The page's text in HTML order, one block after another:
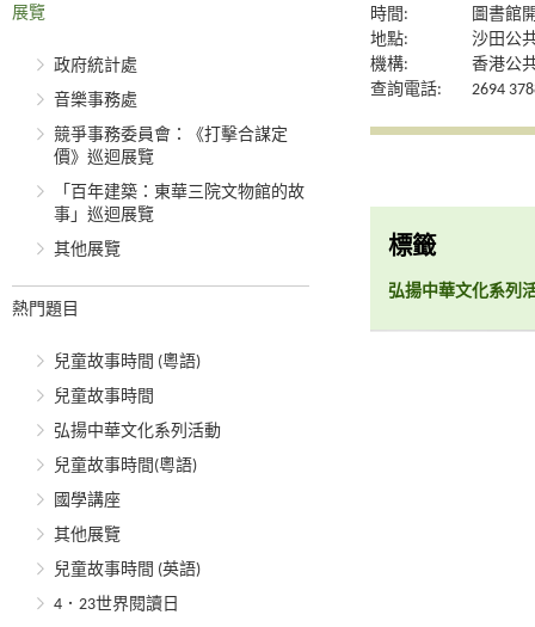
展覽
政府統計處
音樂事務處
競爭事務委員會：《打擊合謀定
價》巡迴展覽
「百年建築：東華三院文物館的故
事」巡迴展覽
其他展覽
熱門題目
兒童故事時間 (粵語)
兒童故事時間
弘揚中華文化系列活動
兒童故事時間(粵語)
國學講座
其他展覽
兒童故事時間 (英語)
4．23世界閱讀日
時間:
圖書館
地點:
沙田公
機構:
香港公
查詢電話:
2694
標籤
弘揚中華文化系列